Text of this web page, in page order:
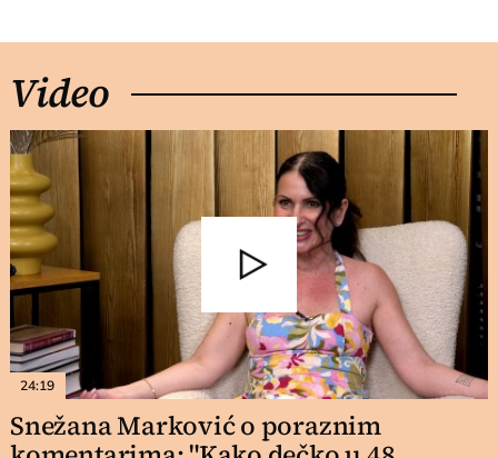
Video
24:19
Snežana Marković o poraznim